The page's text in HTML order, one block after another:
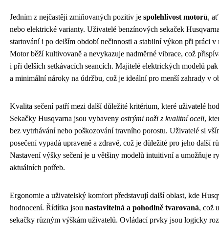
Jedním z nejčastěji zmiňovaných pozitiv je spolehlivost motorů,
nebo elektrické varianty. Uživatelé benzínových sekaček
startování i po delším období nečinnosti a stabilní výkon při práci v
Motor běží kultivovaně a nevykazuje nadměrné vibrace, což
i při delších setkávacích seancích. Majitelé elektrických modelů
a minimální nároky na údržbu, což je ideální pro menší zahrady v
Kvalita sečení patří mezi další důležité kritérium, které uživatelé
Sekačky Husqvarna jsou vybaveny ostrými noži z kvalitní oceli,
bez vytrhávání nebo poškozování travního porostu. Uživatelé si
posečení vypadá upraveně a zdravě, což je důležité pro jeho další
Nastavení výšky sečení je u většiny modelů intuitivní a umožňuje
aktuálních potřeb.
Ergonomie a uživatelský komfort představují další oblast, kde
hodnocení. Řídítka jsou nastavitelná a pohodlně tvarovaná, což
sekačky různým výškám uživatelů. Ovládací prvky jsou logicky